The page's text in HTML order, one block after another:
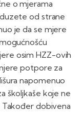
o mjerama
od strane
je da se mjere
osim HZZ-ovih
potpore za
napomenuo
školjkaše koje ne
Također dobivena